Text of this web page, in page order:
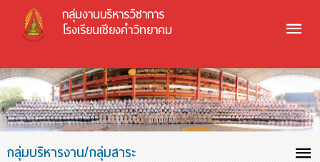
กลุ่มงานบริหารวิชาการ
โรงเรียนเชียงคำวิทยาคม
กลุ่มบริหารงาน/กลุ่มสาระ